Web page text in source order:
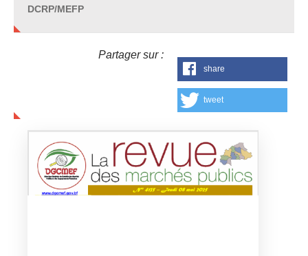
DCRP/MEFP
Partager sur :
share
tweet